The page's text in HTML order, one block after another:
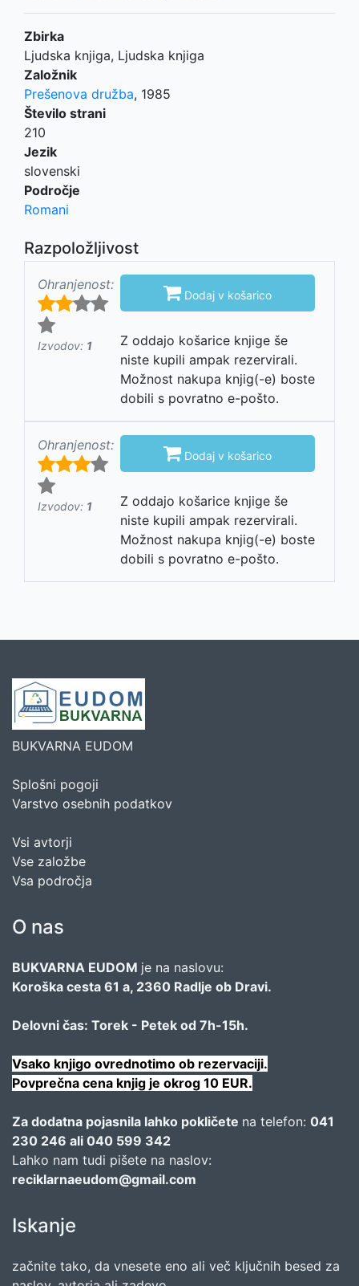
Zbirka
Ljudska knjiga, Ljudska knjiga
Založnik
Prešenova družba, 1985
Število strani
210
Jezik
slovenski
Področje
Romani
Razpoložljivost
Ohranjenost:
Izvodov: 1
 Dodaj v košarico
Z oddajo košarice knjige še
niste kupili ampak rezervirali.
Možnost nakupa knjig(-e) boste
dobili s povratno e-pošto.
Ohranjenost:
Izvodov: 1
 Dodaj v košarico
Z oddajo košarice knjige še
niste kupili ampak rezervirali.
Možnost nakupa knjig(-e) boste
dobili s povratno e-pošto.
BUKVARNA EUDOM
Splošni pogoji
Varstvo osebnih podatkov
Vsi avtorji
Vse založbe
Vsa področja
O nas
BUKVARNA EUDOM je na naslovu:
Koroška cesta 61 a, 2360 Radlje ob Dravi.
Delovni čas: Torek - Petek od 7h-15h.
Vsako knjigo ovrednotimo ob rezervaciji.
Povprečna cena knjig je okrog 10 EUR.
Za dodatna pojasnila lahko pokličete na telefon: 041
230 246 ali 040 599 342
Lahko nam tudi pišete na naslov:
reciklarnaeudom@gmail.com
Iskanje
začnite tako, da vnesete eno ali več ključnih besed za